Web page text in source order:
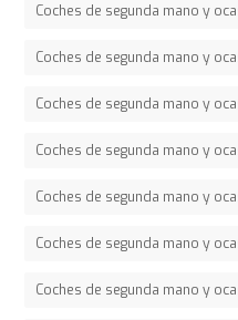
Coches de segunda mano y
Coches de segunda mano y
Coches de segunda mano y
Coches de segunda mano y
Coches de segunda mano y
Coches de segunda mano y
Coches de segunda mano y